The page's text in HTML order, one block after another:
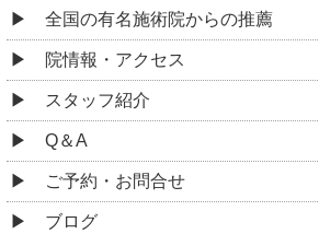
全国の有名施術院からの推薦
院情報・アクセス
スタッフ紹介
Q＆A
ご予約・お問合せ
ブログ